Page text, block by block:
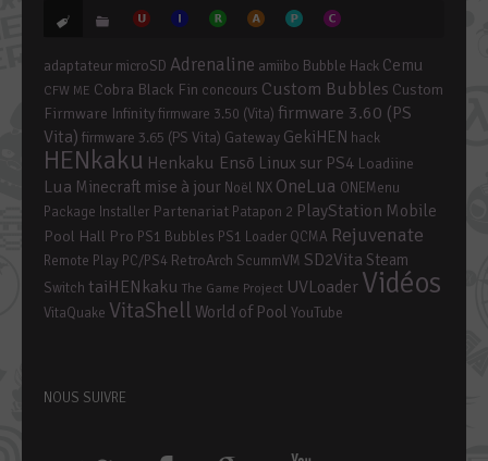
adaptateur microSD Adrenaline amiibo Bubble Hack Cemu
CFW ME Cobra Black Fin concours Custom Bubbles Custom
Firmware Infinityfirmware 3.50 (Vita) firmware 3.60 (PS
Vita) firmware 3.65 (PS Vita) Gateway GekiHEN hack
HENkaku Henkaku Ensō Linux sur PS4 Loadiine
Lua Minecraft mise à jour Noël NX OneLua ONEMenu
Package Installer Partenariat Patapon 2 PlayStation Mobile
Pool Hall Pro PS1 Bubbles PS1 Loader QCMA Rejuvenate
Remote Play PC/PS4 RetroArch ScummVM SD2Vita Steam
Switch taiHENkaku The Game Project UVLoader Vidéos
VitaQuake VitaShell World of Pool YouTube
NOUS SUIVRE